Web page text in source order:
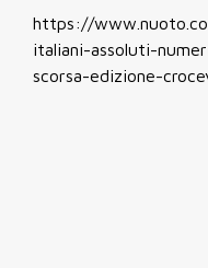
https://
italiani-assoluti-
scorsa-edizione-